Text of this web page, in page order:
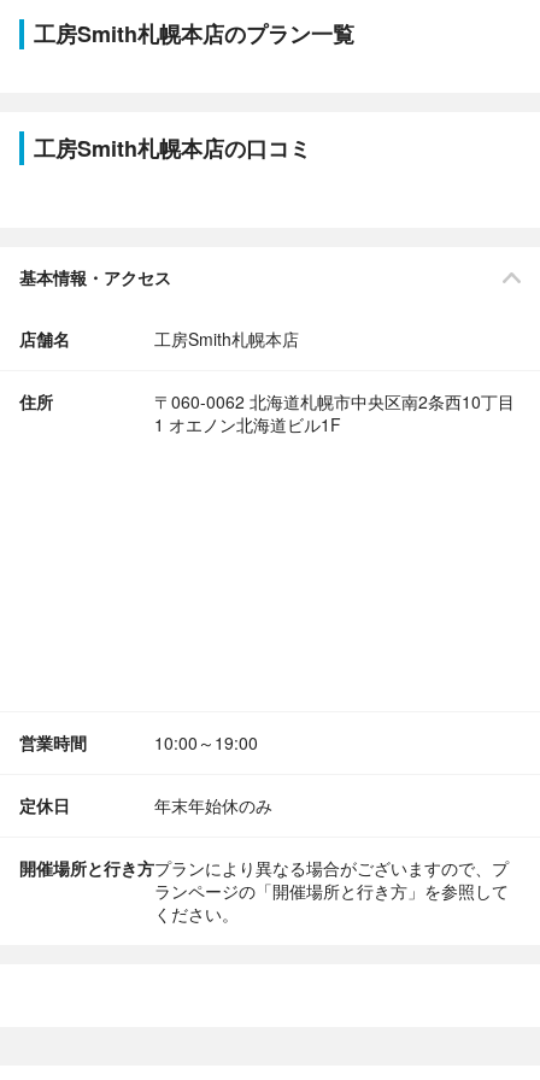
工房Smith札幌本店のプラン一覧
工房Smith札幌本店の口コミ
基本情報・アクセス
店舗名 工房Smith札幌本店
住所
〒060-0062 北海道札幌市中央区南2条西10丁目
1 オエノン北海道ビル1F
営業時間 10:00～19:00
定休日 年末年始休のみ
開催場所と行き方プランにより異なる場合がございますので、プ
ランページの「開催場所と行き方」を参照して
ください。